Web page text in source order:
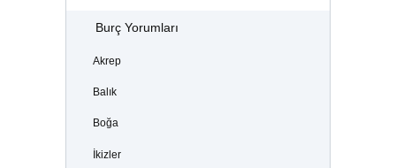
Burç Yorumları
Akrep
Balık
Boğa
İkizler